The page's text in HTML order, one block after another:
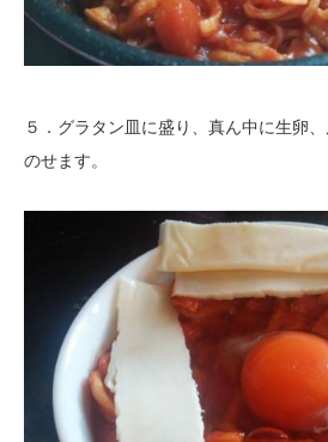
５．グラタン皿に盛り、真ん中に生卵
のせます。